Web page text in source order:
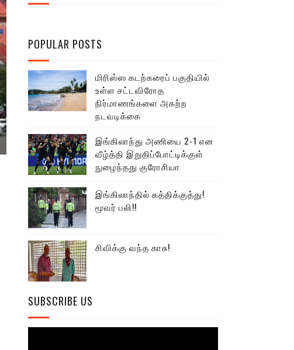
POPULAR POSTS
மிரிஸ்ஸ கடற்கரைப் பகுதியில்
உள்ள சட்டவிரோத
நிர்மாணங்களை அகற்ற
நடவடிக்கை
இங்கிலாந்து அணியை 2-1 என
வீழ்த்தி இறுதிப்போட்டிக்குள்
நுழைந்தது குரோசியா
இங்கிலாந்தில் கத்திக்குத்து!
மூவர் பலி!!
சிவிக்கு வந்த காசு!
SUBSCRIBE US